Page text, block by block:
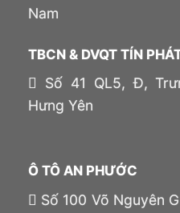
Nam
TBCN & DVQT TÍN
Số 41 QL5, Đ,
Hưng Yên
Ô TÔ AN PHƯỚC
Số 100 Võ Nguyên